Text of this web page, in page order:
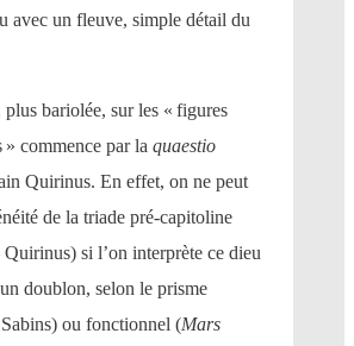
avec un fleuve, simple détail du
bariolée, sur les « figures
commence par la quaestio
Quirinus. En effet, on ne peut
de la triade pré-capitoline
si l’on interprète ce dieu
doublon, selon le prisme
ou fonctionnel (Mars